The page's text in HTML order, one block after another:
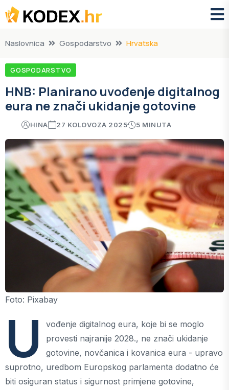
Naslovnica Gospodarstvo Hrvatska
GOSPODARSTVO
HNB: Planirano uvođenje digitalnog
eura ne znači ukidanje gotovine
HINA 27 KOLOVOZA 2025 5 MINUTA
Foto: Pixabay
U
vođenje digitalnog eura, koje bi se moglo
provesti najranije 2028., ne znači ukidanje
gotovine, novčanica i kovanica eura - upravo
suprotno, uredbom Europskog parlamenta dodatno će
biti osiguran status i sigurnost primjene gotovine,